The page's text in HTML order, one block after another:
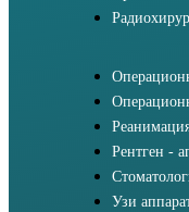
Рентген -
Узи